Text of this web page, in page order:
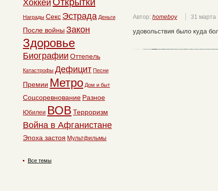
Автор: homeboy 31 марта
удовольствия было куда
Хоккей
Награды Секс Эстрада Деньги
После войны Закон
Здоровье
Биографии Оттепель
Катастрофы Дефицит Песни
Премии Метро Дом и быт
Соцсоревнование Разное
Юбилеи ВОВ Терроризм
Война в Афганистане
Эпоха застоя Мультфильмы
Все темы